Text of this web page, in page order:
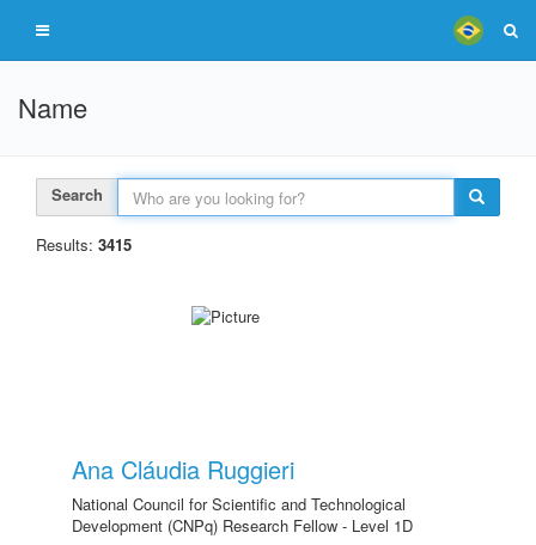
Name
Search
Results: 3415
Ana Cláudia Ruggieri
National Council for Scientific and Technological
Development (CNPq) Research Fellow - Level 1D